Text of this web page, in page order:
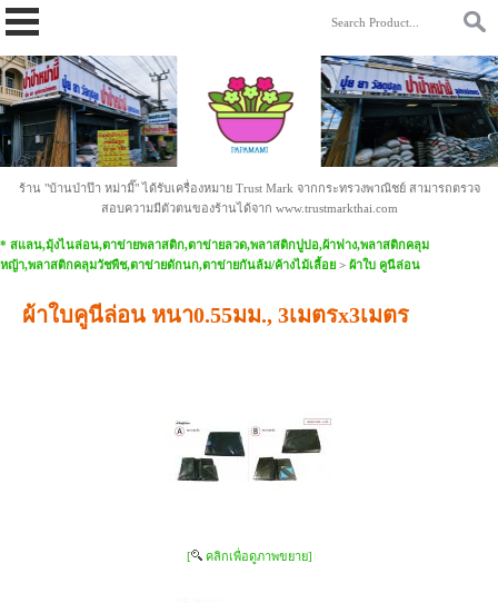
ร้าน "บ้านป่าป๊า หม่ามี๊" ได้รับเครื่องหมาย Trust Mark จากกระทรวงพาณิชย์ สามารถตรวจ
สอบความมีตัวตนของร้านได้จาก www.trustmarkthai.com
* สแลน,มุ้งไนล่อน,ตาข่ายพลาสติก,ตาข่ายลวด,พลาสติกปูบ่อ,ผ้าฟาง,พลาสติกคลุม
หญ้า,พลาสติกคลุมวัชพืช,ตาข่ายดักนก,ตาข่ายกันล้ม/ค้างไม้เลื้อย > ผ้าใบ คูนีล่อน
ผ้าใบคูนีล่อน หนา0.55มม., 3เมตรx3เมตร
[ คลิกเพื่อดูภาพขยาย]